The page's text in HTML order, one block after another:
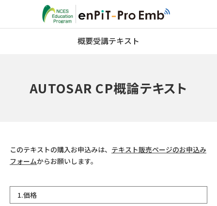
概要受講テキスト
AUTOSAR CP概論テキスト
このテキストの購入お申込みは、 テキスト販売ページのお申込み
フォームからお願いします。
1.価格